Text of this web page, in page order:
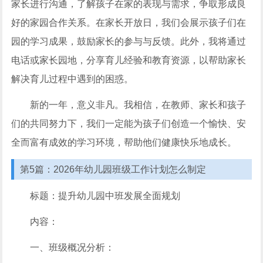
家长进行沟通，了解孩子在家的表现与需求，争取形成良
好的家园合作关系。在家长开放日，我们会展示孩子们在
园的学习成果，鼓励家长的参与与反馈。此外，我将通过
电话或家长园地，分享育儿经验和教育资源，以帮助家长
解决育儿过程中遇到的困惑。
新的一年，意义非凡。我相信，在教师、家长和孩子
们的共同努力下，我们一定能为孩子们创造一个愉快、安
全而富有成效的学习环境，帮助他们健康快乐地成长。
第5篇：2026年幼儿园班级工作计划怎么制定
标题：提升幼儿园中班发展全面规划
内容：
一、班级概况分析：